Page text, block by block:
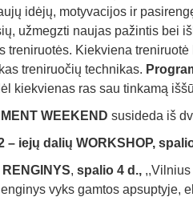
idėjų, motyvacijos ir
užmegzti naujas pažintis bei
treniruotės. Kiekviena
treniruočių technikas.
kiekvienas ras sau tinkamą
WEEKEND susideda iš
– iejų dalių WORKSHOP,
RENGINYS, spalio 4 d.,
vyks gamtos apsuptyje,